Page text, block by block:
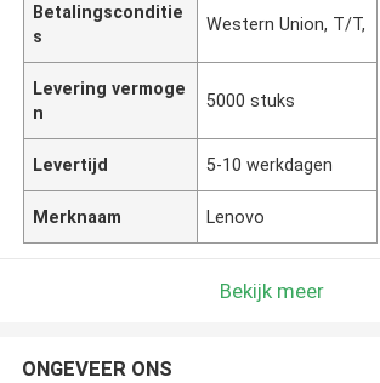
Betalingsconditie
s
Western Union, T/T,
Levering vermoge
n
5000 stuks
Levertijd 5-10 werkdagen
Merknaam Lenovo
Bekijk meer
ONGEVEER ONS